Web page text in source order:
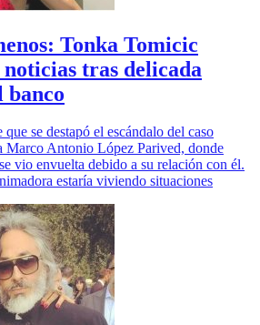
Tonka Tomicic
tras delicada
banco
que se destapó el escándalo del caso
Marco Antonio López Parived, donde
vio envuelta debido a su relación con él.
estaría viviendo situaciones